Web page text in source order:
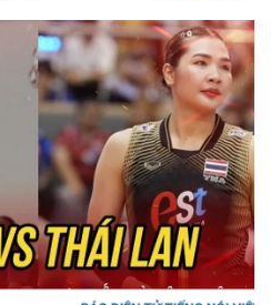
Giá cà phê